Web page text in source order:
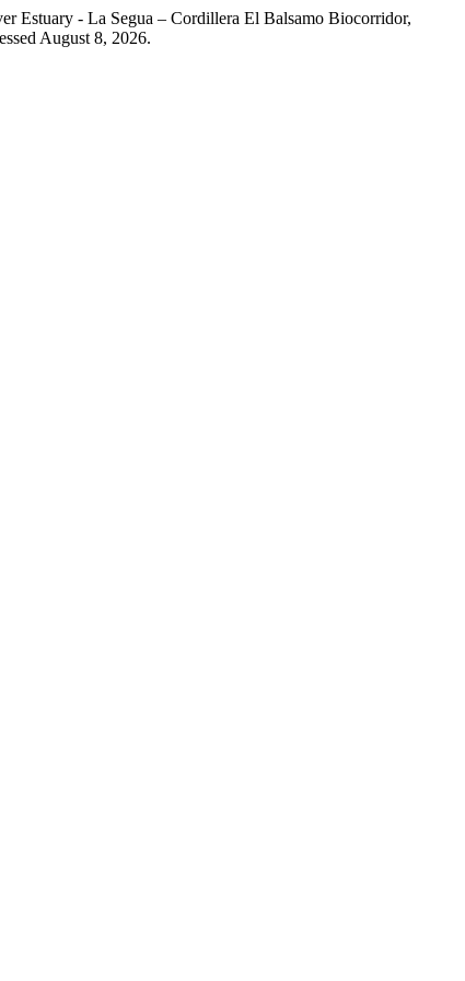
Estuary - La Segua – Cordillera El Balsamo Biocorridor,
August 8, 2026.